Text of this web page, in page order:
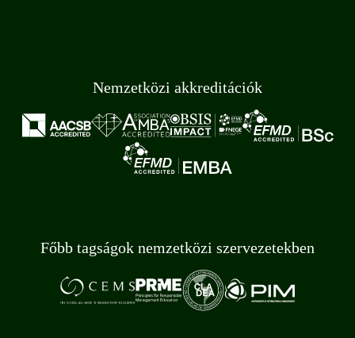
Nemzetközi akkreditációk
Főbb tagságok nemzetközi szervezetekben